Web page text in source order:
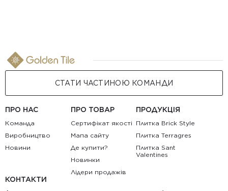
СТАТИ ЧАСТИНОЮ КОМАНДИ
ПРО НАС
Команда
Виробництво
Новини
ПРО ТОВАР
Сертифікат якості
Мапа сайту
Де купити?
Новинки
Лідери продажів
ПРОДУКЦІЯ
Плитка Brick Style
Плитка Terragres
Плитка Sant
Valentines
КОНТАКТИ